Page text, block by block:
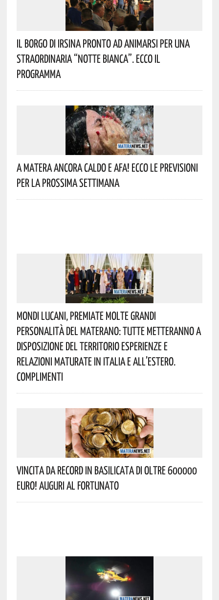
Il Borgo Di Irsina Pronto Ad Animarsi Per Una
Straordinaria “Notte Bianca”. Ecco Il
Programma
A Matera Ancora Caldo E Afa! Ecco Le Previsioni
Per La Prossima Settimana
Mondi Lucani, Premiate Molte Grandi
Personalità Del Materano: Tutte Metteranno A
Disposizione Del Territorio Esperienze E
Relazioni Maturate In Italia E All’estero.
Complimenti
Vincita Da Record In Basilicata Di Oltre 600000
Euro! Auguri Al Fortunato